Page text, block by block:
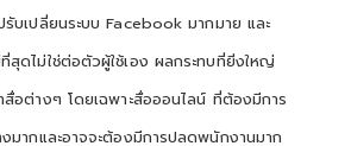
บเปลี่ยนระบบ Facebook มากมาย และ
สุดไม่ใช่ต่อตัวผู้ใช้เอง ผลกระทบที่ยิ่งใหญ่
อต่างๆ โดยเฉพาะสื่อออนไลน์ ที่ต้องมีการ
มากและอาจจะต้องมีการปลดพนักงานมาก